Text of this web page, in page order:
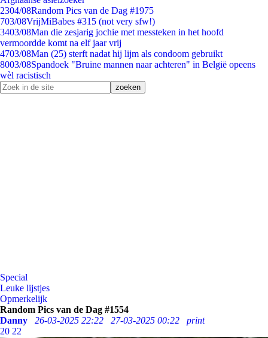
2304/08Random Pics van de Dag #1975
703/08VrijMiBabes #315 (not very sfw!)
3403/08Man die zesjarig jochie met messteken in het hoofd
vermoordde komt na elf jaar vrij
4703/08Man (25) sterft nadat hij lijm als condoom gebruikt
8003/08Spandoek "Bruine mannen naar achteren" in België opeens
wèl racistisch
Special
Leuke lijstjes
Opmerkelijk
Random Pics van de Dag #1554
Danny
26-03-2025 22:22 27-03-2025 00:22
print
20 22